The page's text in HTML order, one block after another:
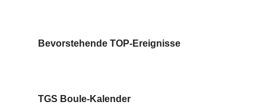
Bevorstehende TOP-Ereignisse
TGS Boule-Kalender